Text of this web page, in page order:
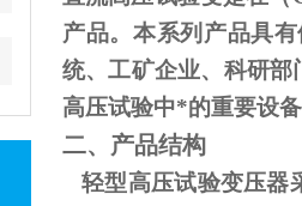
产品。本系列产品具
统、工矿企业、科研
高压试验中*的重要设备
二、产品结构
轻型高压试验变压器